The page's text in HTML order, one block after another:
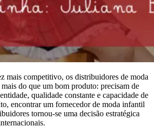
mais competitivo, os distribuidores de moda
do que um bom produto: precisam de
qualidade constante e capacidade de
encontrar um fornecedor de moda infantil
tornou-se uma decisão estratégica